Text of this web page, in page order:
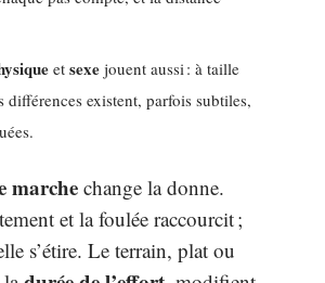
et sexe jouent aussi : à taille
différences existent, parfois subtiles,
marche change la donne.
et la foulée raccourcit ;
s’étire. Le terrain, plat ou